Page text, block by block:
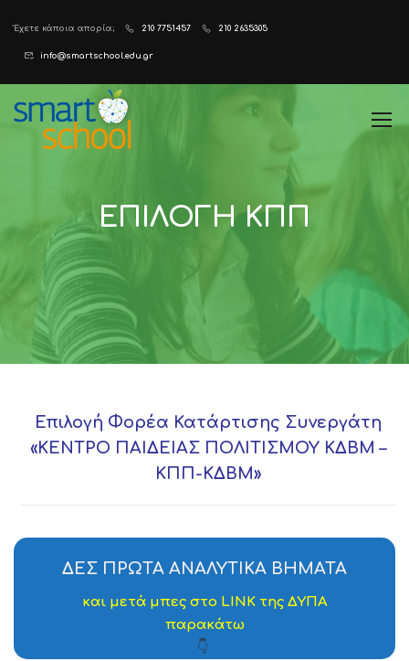
Έχετε κάποια απορία; 210 7751457 210 2635305
info@smartschool.edu.gr
ΕΠΙΛΟΓΗ ΚΠΠ
Επιλογή Φορέα Κατάρτισης Συνεργάτη
«ΚΕΝΤΡΟ ΠΑΙΔΕΙΑΣ ΠΟΛΙΤΙΣΜΟΥ ΚΔΒΜ –
ΚΠΠ-ΚΔΒΜ»
ΔΕΣ ΠΡΩΤΑ ΑΝΑΛΥΤΙΚΑ ΒΗΜΑΤΑ
και μετά μπες στο LINK της ΔΥΠΑ
παρακάτω
👇